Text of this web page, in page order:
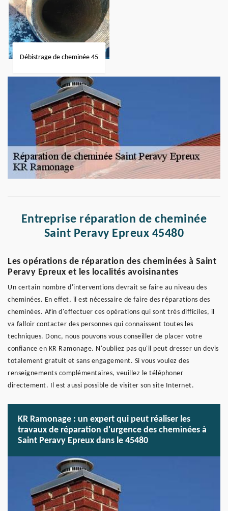
Débistrage de cheminée 45
Entreprise réparation de cheminée
Saint Peravy Epreux 45480
Les opérations de réparation des cheminées à Saint
Peravy Epreux et les localités avoisinantes
Un certain nombre d'interventions devrait se faire au niveau des
cheminées. En effet, il est nécessaire de faire des réparations des
cheminées. Afin d'effectuer ces opérations qui sont très difficiles, il
va falloir contacter des personnes qui connaissent toutes les
techniques. Donc, nous pouvons vous conseiller de placer votre
confiance en KR Ramonage. N'oubliez pas qu'il peut dresser un devis
totalement gratuit et sans engagement. Si vous voulez des
renseignements complémentaires, veuillez le téléphoner
directement. Il est aussi possible de visiter son site Internet.
KR Ramonage : un expert qui peut réaliser les
travaux de réparation d'urgence des cheminées à
Saint Peravy Epreux dans le 45480